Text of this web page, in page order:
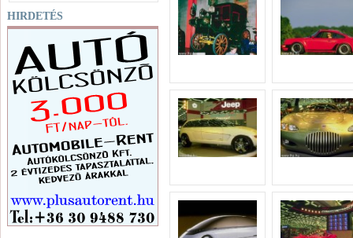
HIRDETÉS